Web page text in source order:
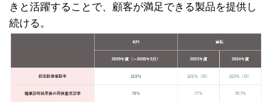
きと活躍することで、顧客が満足できる製品を提供し
続ける。